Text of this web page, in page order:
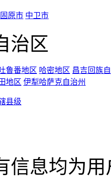
固原市 中卫市
治区
鲁番地区 哈密地区 昌吉回族
地区 伊犁哈萨克自治州
县级
信息均为